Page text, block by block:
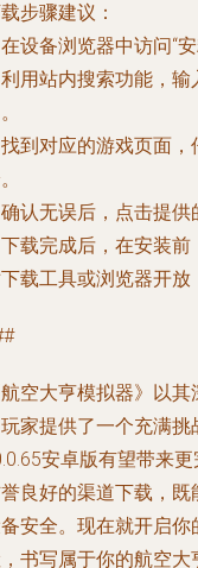
步骤建议：
设备浏览器中访问“安
用站内搜索功能，输
到对应的游戏页面
认无误后，点击提
载完成后，在安装前
载工具或浏览器开放
空大亨模拟器》以
家提供了一个充满
安卓版有望带来
良好的渠道下载，
安全。现在就开启
书写属于你的航空大